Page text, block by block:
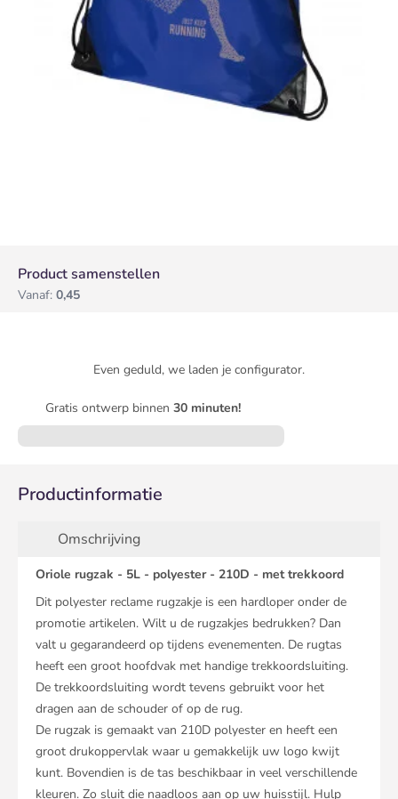
Product samenstellen
Vanaf: 0,45
Even geduld, we laden je configurator.
Gratis ontwerp binnen 30 minuten!
Productinformatie
Omschrijving
Oriole rugzak - 5L - polyester - 210D - met trekkoord
Dit polyester reclame rugzakje is een hardloper onder de
promotie artikelen. Wilt u de rugzakjes bedrukken? Dan
valt u gegarandeerd op tijdens evenementen. De rugtas
heeft een groot hoofdvak met handige trekkoordsluiting.
De trekkoordsluiting wordt tevens gebruikt voor het
dragen aan de schouder of op de rug.
De rugzak is gemaakt van 210D polyester en heeft een
groot drukoppervlak waar u gemakkelijk uw logo kwijt
kunt. Bovendien is de tas beschikbaar in veel verschillende
kleuren. Zo sluit die naadloos aan op uw huisstijl. Hulp